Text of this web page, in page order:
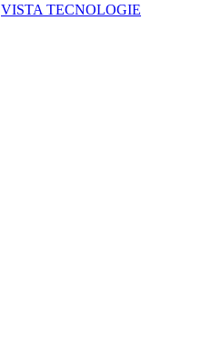
VISTA TECNOLOGIE